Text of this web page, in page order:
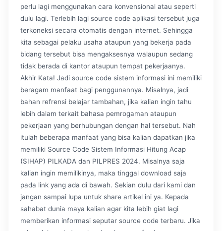
perlu lagi menggunakan cara konvensional atau seperti
dulu lagi. Terlebih lagi source code aplikasi tersebut juga
terkoneksi secara otomatis dengan internet. Sehingga
kita sebagai pelaku usaha ataupun yang bekerja pada
bidang tersebut bisa mengaksesnya walaupun sedang
tidak berada di kantor ataupun tempat pekerjaanya.
Akhir Kata! Jadi source code sistem informasi ini memiliki
beragam manfaat bagi penggunannya. Misalnya, jadi
bahan refrensi belajar tambahan, jika kalian ingin tahu
lebih dalam terkait bahasa pemrogaman ataupun
pekerjaan yang berhubungan dengan hal tersebut. Nah
itulah beberapa manfaat yang bisa kalian dapatkan jika
memiliki Source Code Sistem Informasi Hitung Acap
(SIHAP) PILKADA dan PILPRES 2024. Misalnya saja
kalian ingin memilikinya, maka tinggal download saja
pada link yang ada di bawah. Sekian dulu dari kami dan
jangan sampai lupa untuk share artikel ini ya. Kepada
sahabat dunia maya kalian agar kita lebih giat lagi
memberikan informasi seputar source code terbaru. Jika